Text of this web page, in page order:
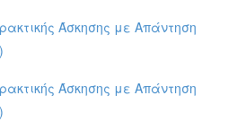
Άσκησης με Απάντηση
Άσκησης με Απάντηση